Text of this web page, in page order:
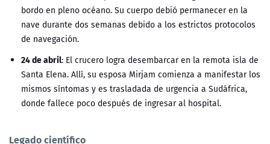
bordo en pleno océano. Su cuerpo debió permanecer en la
nave durante dos semanas debido a los estrictos protocolos
de navegación.
24 de abril: El crucero logra desembarcar en la remota isla de
Santa Elena. Allí, su esposa Mirjam comienza a manifestar los
mismos síntomas y es trasladada de urgencia a Sudáfrica,
donde fallece poco después de ingresar al hospital.
Legado científico